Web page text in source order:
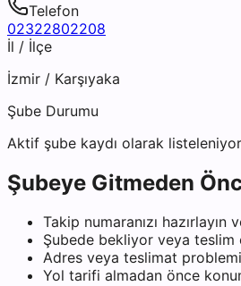
Telefon
02322802208
İl / İlçe
İzmir / Karşıyaka
Şube Durumu
Aktif şube kaydı olarak
Şubeye Gitmeden
Takip numaranızı
Şubede bekliyor veya teslim
Adres veya teslimat
Yol tarifi almadan önce